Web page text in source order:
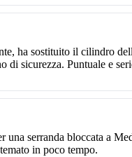
ha sostituito il cilindro
di sicurezza. Puntuale e
una serranda bloccata a
in poco tempo.